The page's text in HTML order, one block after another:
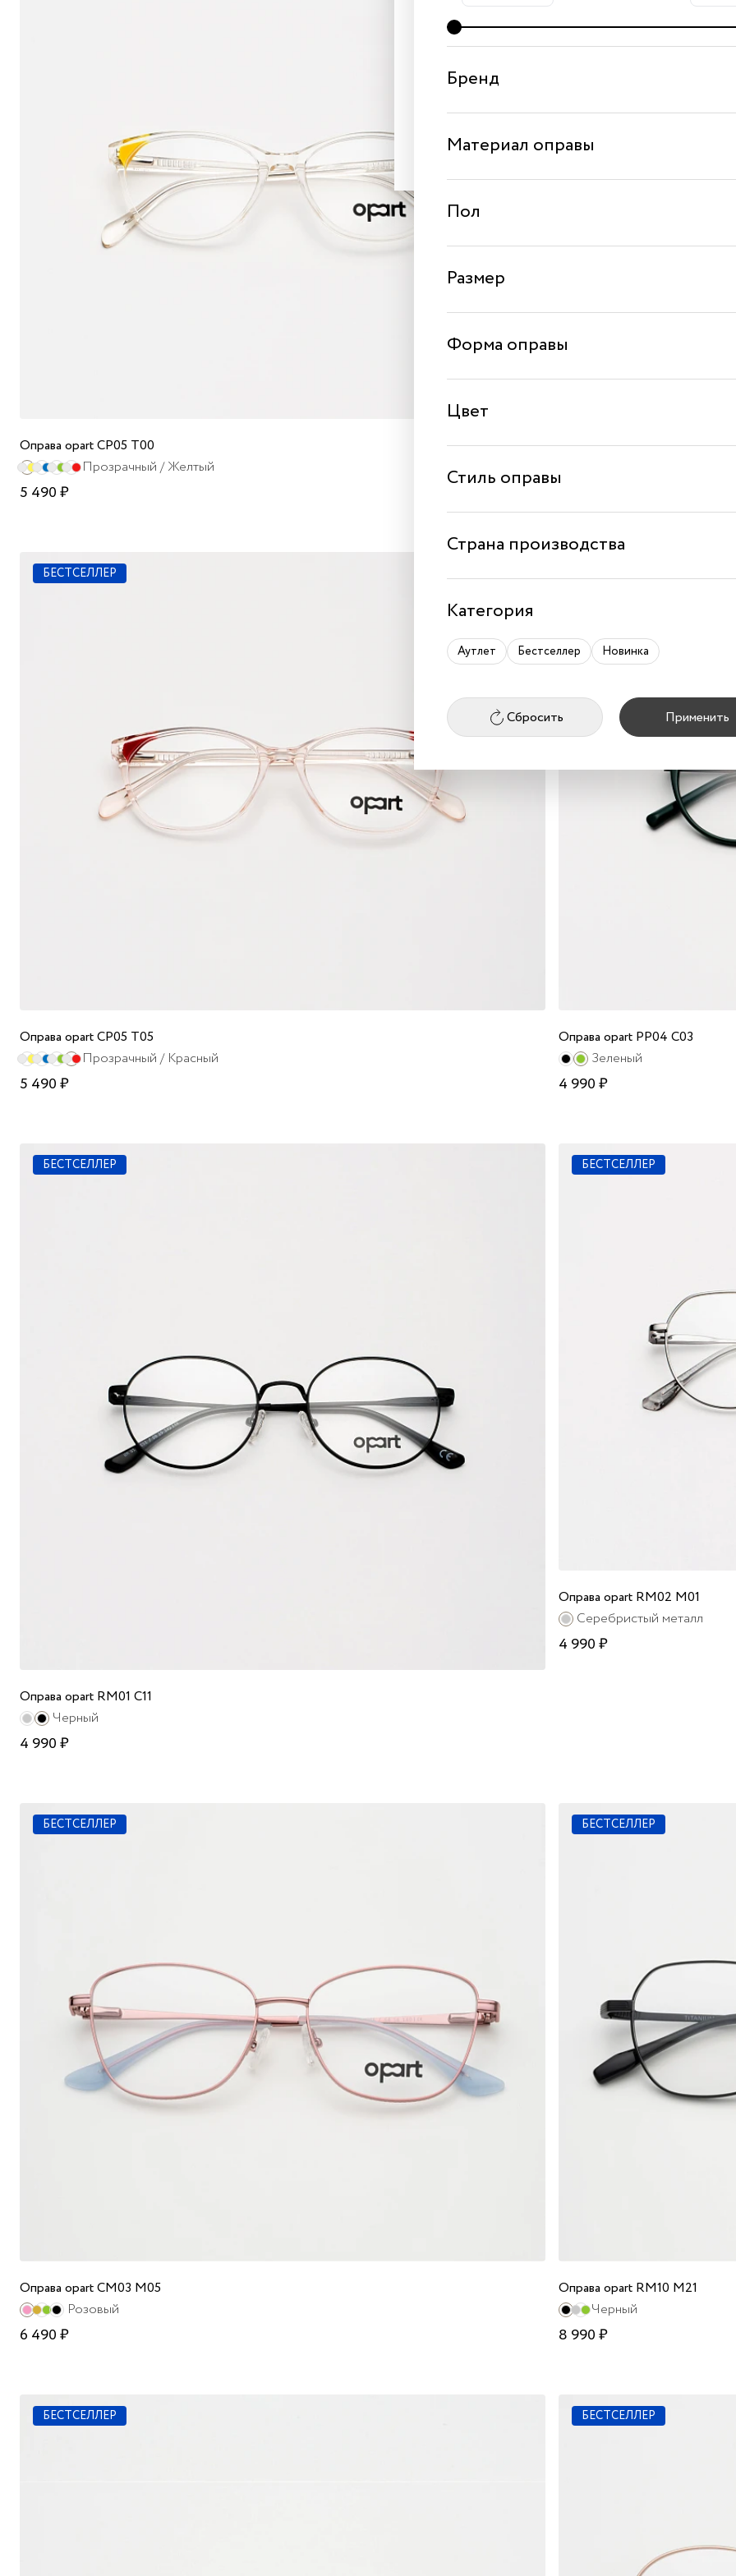
Создавая аккаунт, я принимаю условияпубличного
Бренд
Материал оправы
Пол
Размер
Форма оправы
Цвет
Стиль оправы
Страна производства
Категория
Аутлет Бестселлер Новинка
Сбросить Применить
Оправа opart CP05 T00
Прозрачный / Желтый
5 490 ₽
Оправа opart CP05 T02
БЕСТСЕЛЛЕР
Оправа opart CP05 T05
Прозрачный / Красный
5 490 ₽
Оправа opart PP04 C03
Зеленый
4 990 ₽
БЕСТСЕЛЛЕР
Оправа opart RM01 C11
Черный
4 990 ₽
БЕСТСЕЛЛЕР
Оправа opart RM02 M01
Серебристый металл
4 990 ₽
БЕСТСЕЛЛЕР
Оправа opart CM03 M05
Розовый
6 490 ₽
БЕСТСЕЛЛЕР
Оправа opart RM10 M21
Черный
8 990 ₽
БЕСТСЕЛЛЕР БЕСТСЕЛЛЕР